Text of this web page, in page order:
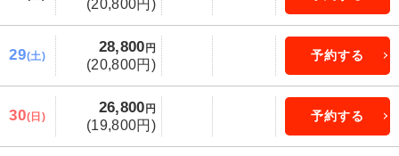
(20,800円)
29(土)
28,800 円
(20,800円)
予約する
30(日)
26,800 円
(19,800円)
予約する